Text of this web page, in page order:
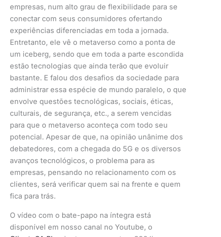
empresas, num alto grau de flexibilidade para se
conectar com seus consumidores ofertando
experiências diferenciadas em toda a jornada.
Entretanto, ele vê o metaverso como a ponta de
um iceberg, sendo que em toda a parte escondida
estão tecnologias que ainda terão que evoluir
bastante. E falou dos desafios da sociedade para
administrar essa espécie de mundo paralelo, o que
envolve questões tecnológicas, sociais, éticas,
culturais, de segurança, etc., a serem vencidas
para que o metaverso aconteça com todo seu
potencial. Apesar de que, na opinião unânime dos
debatedores, com a chegada do 5G e os diversos
avanços tecnológicos, o problema para as
empresas, pensando no relacionamento com os
clientes, será verificar quem sai na frente e quem
fica para trás.
O vídeo com o bate-papo na íntegra está
disponível em nosso canal no Youtube, o